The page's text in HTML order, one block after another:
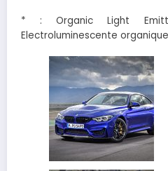
* : Organic Light
Electroluminescente